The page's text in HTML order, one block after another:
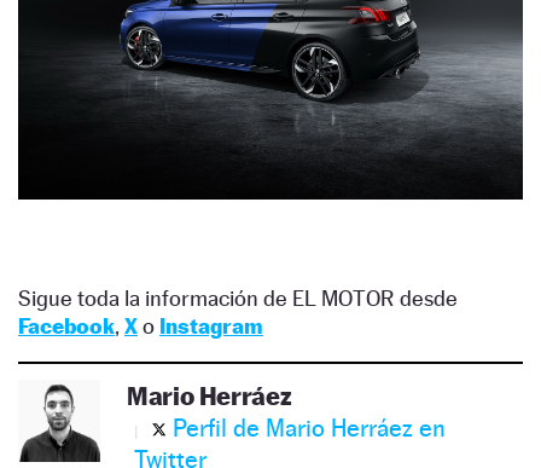
Sigue toda la información de EL MOTOR desde
Facebook, Xo Instagram
Mario Herráez
Perfil de Mario Herráez en
Twitter